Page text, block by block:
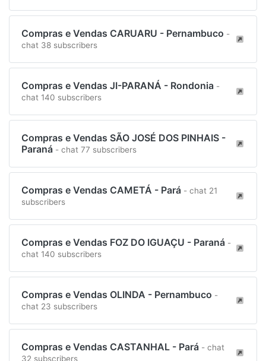
Compras e Vendas CARUARU - Pernambuco -
chat 38 subscribers
Compras e Vendas JI-PARANÁ - Rondonia -
chat 140 subscribers
Compras e Vendas SÃO JOSÉ DOS PINHAIS -
Paraná - chat 77 subscribers
Compras e Vendas CAMETÁ - Pará - chat 21
subscribers
Compras e Vendas FOZ DO IGUAÇU - Paraná -
chat 140 subscribers
Compras e Vendas OLINDA - Pernambuco -
chat 23 subscribers
Compras e Vendas CASTANHAL - Pará - chat
32 subscribers